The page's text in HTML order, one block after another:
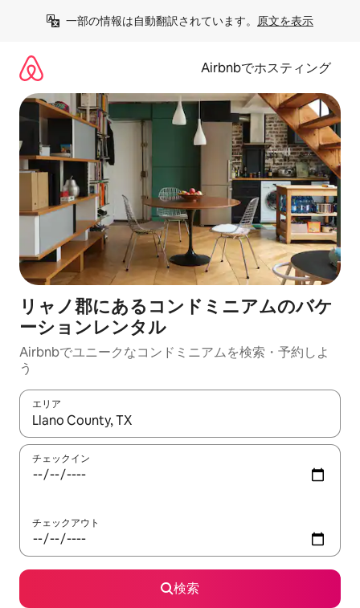
一部の情報は自動翻訳されています。 原文を表示
Airbnbでホスティング
リャノ郡にあるコンドミニアムのバケ
ーションレンタル
Airbnbでユニークなコンドミニアムを検索・予約しよ
う
エリア
検索結果が表示されたら、上下の矢印キーを使って移動するか
チェックイン
チェックアウト
検索